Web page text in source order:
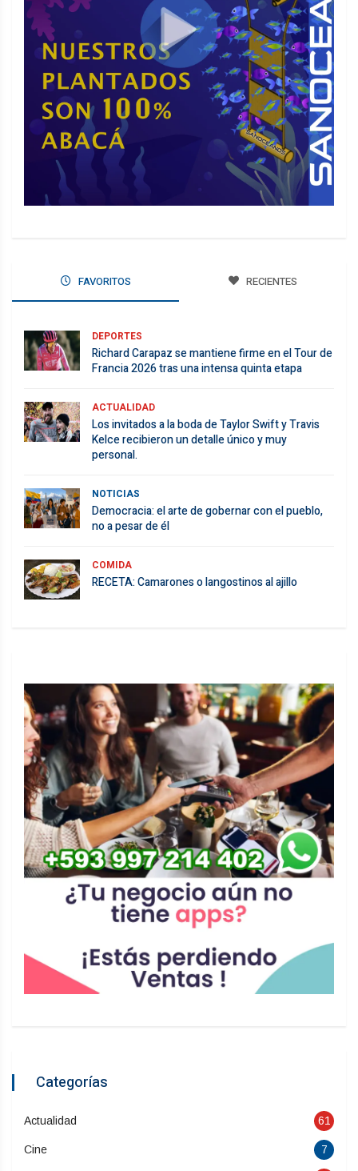
FAVORITOS RECIENTES
DEPORTES
Richard Carapaz se mantiene firme en el Tour de
Francia 2026 tras una intensa quinta etapa
ACTUALIDAD
Los invitados a la boda de Taylor Swift y Travis
Kelce recibieron un detalle único y muy
personal.
NOTICIAS
Democracia: el arte de gobernar con el pueblo,
no a pesar de él
COMIDA
RECETA: Camarones o langostinos al ajillo
Categorías
Actualidad 61
Cine 7